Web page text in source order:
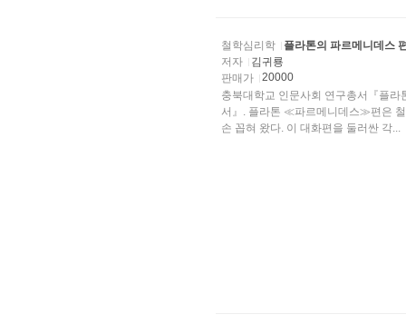
철학심리학
플라톤의 파르메니데스
저자
김귀룡
판매가
20000
충북대학교 인문사회 연구총서『플
서』. 플라톤 ≪파르메니데스≫편은
손 꼽혀 왔다. 이 대화편을 둘러싼 각...